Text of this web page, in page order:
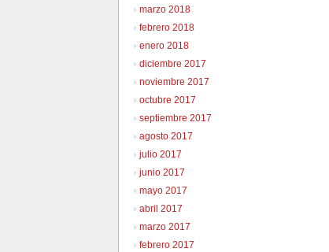
marzo 2018
febrero 2018
enero 2018
diciembre 2017
noviembre 2017
octubre 2017
septiembre 2017
agosto 2017
julio 2017
junio 2017
mayo 2017
abril 2017
marzo 2017
febrero 2017